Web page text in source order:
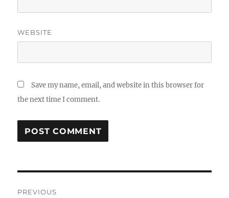
WEBSITE
Save my name, email, and website in this browser for
the next time I comment.
PREVIOUS